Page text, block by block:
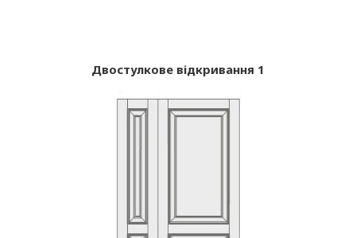
Двостулкове відкривання 1